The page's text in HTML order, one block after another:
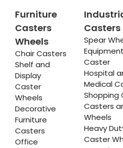
Furniture
Casters
Wheels
Chair Casters
Shelf and
Display
Caster
Wheels
Decorative
Furniture
Casters
Office
Casters
Spear
Equipment
Caster
Hospital
Medical
Shopping
Casters
Wheels
Heavy
Caster